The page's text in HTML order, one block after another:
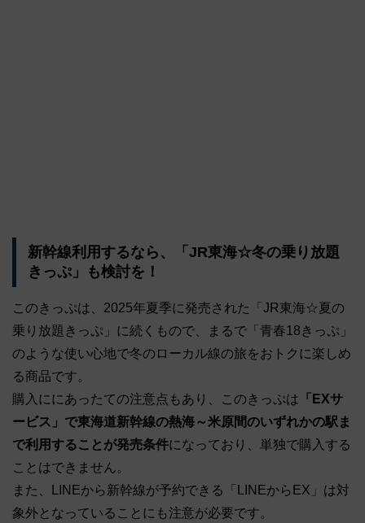
新幹線利用するなら、「JR東海☆冬の乗り放題
きっぷ」も検討を！
このきっぷは、2025年夏季に発売された「JR東海☆夏の
乗り放題きっぷ」に続くもので、まるで「青春18きっぷ」
のような使い心地で冬のローカル線の旅をおトクに楽しめ
る商品です。
購入ににあったての注意点もあり、このきっぷは
「EXサ
ービス」で東海道新幹線の熱海～米原間のいずれかの駅ま
で利用することが発売条件になっており、単独で購入する
ことはできません。
また、LINEから新幹線が予約できる「LINEからEX」は対
象外となっていることにも注意が必要です。